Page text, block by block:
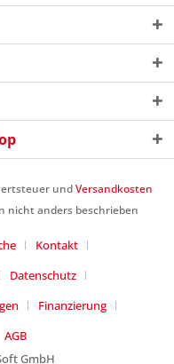
undVersandkosten
nicht anders beschrieben
Kontakt
Datenschutz
Finanzierung
AGB
GmbH